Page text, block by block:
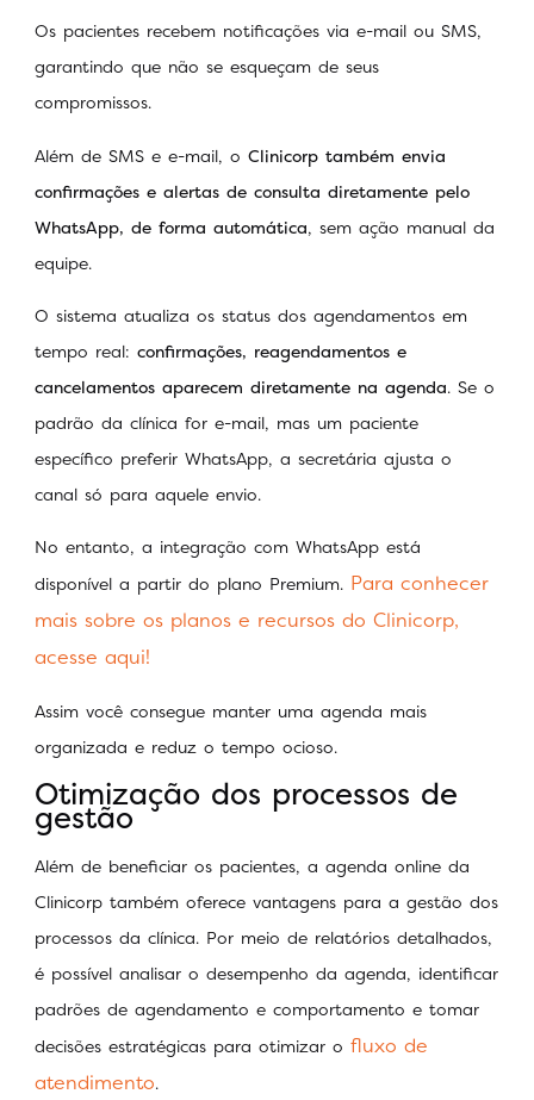
Os pacientes recebem notificações via e-mail ou SMS,
garantindo que não se esqueçam de seus
compromissos.
Além de SMS e e-mail, o Clinicorp também envia
confirmações e alertas de consulta diretamente pelo
WhatsApp, de forma automática, sem ação manual da
equipe.
O sistema atualiza os status dos agendamentos em
tempo real: confirmações, reagendamentos e
cancelamentos aparecem diretamente na agenda. Se o
padrão da clínica for e-mail, mas um paciente
específico preferir WhatsApp, a secretária ajusta o
canal só para aquele envio.
No entanto, a integração com WhatsApp está
disponível a partir do plano Premium. Para conhecer
mais sobre os planos e recursos do Clinicorp,
acesse aqui!
Assim você consegue manter uma agenda mais
organizada e reduz o tempo ocioso.
Otimização dos processos de
gestão
Além de beneficiar os pacientes, a agenda online da
Clinicorp também oferece vantagens para a gestão dos
processos da clínica. Por meio de relatórios detalhados,
é possível analisar o desempenho da agenda, identificar
padrões de agendamento e comportamento e tomar
decisões estratégicas para otimizar o fluxo de
atendimento.